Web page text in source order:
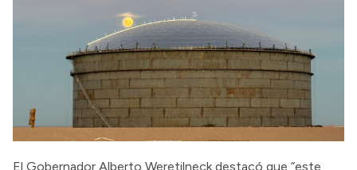
El Gobernador Alberto Weretilneck destacó que “este